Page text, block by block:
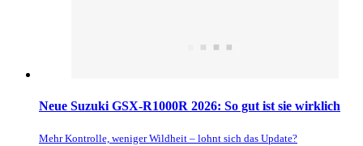
Neue Suzuki GSX-R1000R 2026: So gut ist sie wirklich
Mehr Kontrolle, weniger Wildheit – lohnt sich das Update?